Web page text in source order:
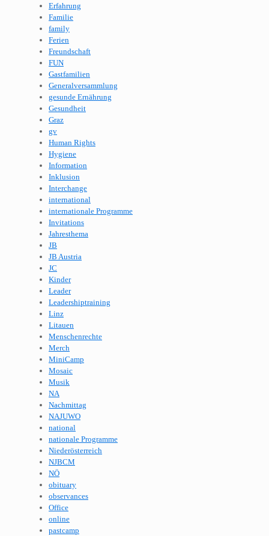
Erfahrung
Familie
family
Ferien
Freundschaft
FUN
Gastfamilien
Generalversammlung
gesunde Ernährung
Gesundheit
Graz
gv
Human Rights
Hygiene
Information
Inklusion
Interchange
international
internationale Programme
Invitations
Jahresthema
JB
JB Austria
JC
Kinder
Leader
Leadershiptraining
Linz
Litauen
Menschenrechte
Merch
MiniCamp
Mosaic
Musik
NA
Nachmittag
NAJUWO
national
nationale Programme
Niederösterreich
NJBCM
NÖ
obituary
observances
Office
online
pastcamp